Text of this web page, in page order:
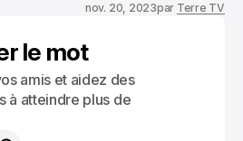
nov. 20, 2023par Terre TV
le mot
amis et aidez des
à atteindre plus de